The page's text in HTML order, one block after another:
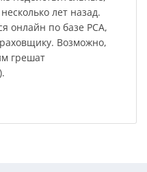
лет назад.
онлайн по базе РСА,
Возможно,
грешат